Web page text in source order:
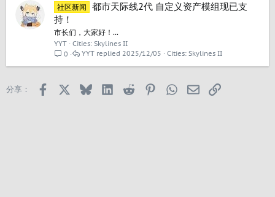
社区新闻
都市天际线2代 自定义资产模组现已支
持！
市长们，大家好！...
YYT
Cities: Skylines II
0
Cities: Skylines II
2025/12/05
YYT
分享： Facebook BlueskyLinkedIn
Reddit PinterestWhatsApp
邮箱 链接